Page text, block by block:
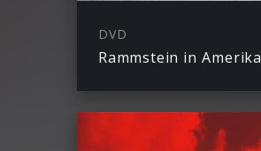
DVD
Rammstein in Amerika